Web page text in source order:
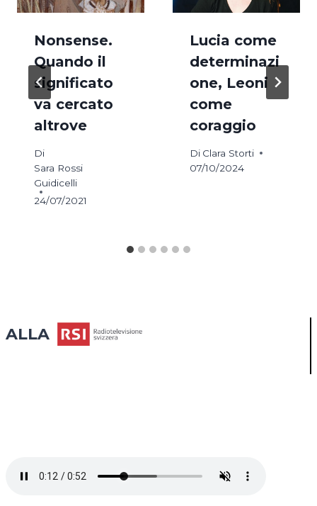
Nonsense.
Quando il
significato
va cercato
altrove
Di
Sara Rossi
Guidicelli
24/07/2021
Lucia come
determinazi
one, Leoni
come
coraggio
Di Clara Storti
07/10/2024
ALLA